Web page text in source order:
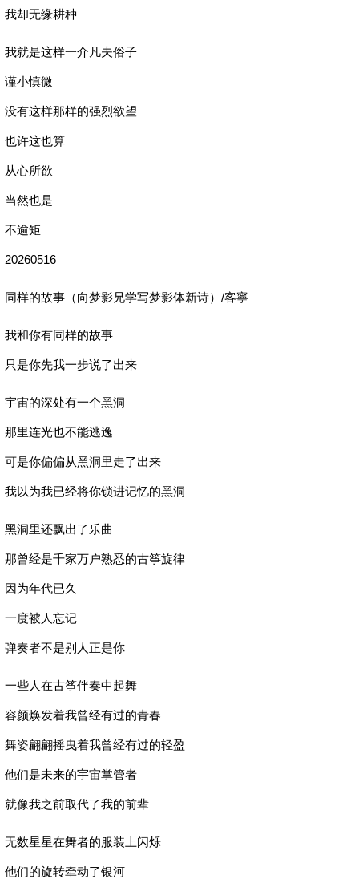
我却无缘耕种
我就是这样一介凡夫俗子
谨小慎微
没有这样那样的强烈欲望
也许这也算
从心所欲
当然也是
不逾矩
20260516
同样的故事（向梦影兄学写梦影体新诗）/客寧
我和你有同样的故事
只是你先我一步说了出来
宇宙的深处有一个黑洞
那里连光也不能逃逸
可是你偏偏从黑洞里走了出来
我以为我已经将你锁进记忆的黑洞
黑洞里还飘出了乐曲
那曾经是千家万户熟悉的古筝旋律
因为年代已久
一度被人忘记
弹奏者不是别人正是你
一些人在古筝伴奏中起舞
容颜焕发着我曾经有过的青春
舞姿翩翩摇曳着我曾经有过的轻盈
他们是未来的宇宙掌管者
就像我之前取代了我的前辈
无数星星在舞者的服装上闪烁
他们的旋转牵动了银河